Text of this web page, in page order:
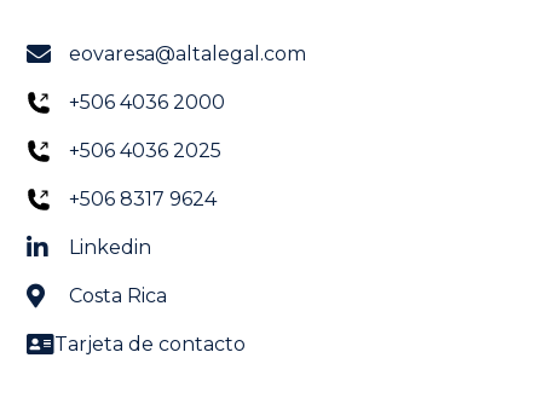
eovaresa@altalegal.com
+506 4036 2000
+506 4036 2025
+506 8317 9624
Linkedin
Costa Rica
Tarjeta de contacto